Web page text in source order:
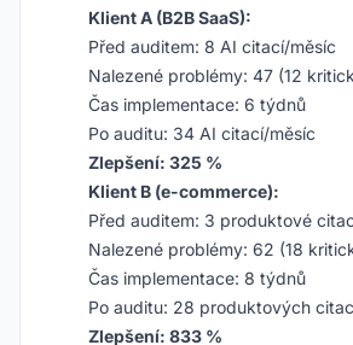
Klient A (B2B SaaS):
Před auditem: 8 AI citací/měsíc
Nalezené problémy: 47 (12
Čas implementace: 6 týdnů
Po auditu: 34 AI citací/měsíc
Zlepšení: 325 %
Klient B (e-commerce):
Před auditem: 3 produktové
Nalezené problémy: 62 (18
Čas implementace: 8 týdnů
Po auditu: 28 produktových
Zlepšení: 833 %